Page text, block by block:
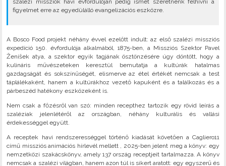
szalézi missziók havi évfordulóján pedig ismét szeretnénk felhívni a
figyelmet erre az egyedülálló evangelizációs eszközre.
A Bosco Food projekt néhány évvel ezelőtt indult: az első szalézi missziós
expedíció 150. évfordulója alkalmából, 1875-ben, a Missziós Szektor Pavel
Ženíšek atya, a szektor egyik tagjának ösztönzésére úgy döntött, hogy a
kulináris művészeteken keresztül bemutatja a kultúrák hatalmas
gazdagságát és sokszínűségét, elismerve az étel értékét nemcsak a test
táplálékaként, hanem a kultúrákhoz vezető kapuként és a találkozás és a
párbeszéd hatékony eszközeként is.
Nem csak a főzésről van szó: minden recepthez tartozik egy rövid leírás a
szaléziak jelenlétéről az országban, néhány kulturális és vallási
érdekességgel együtt.
A receptek havi rendszerességgel történő kiadását követően a Cagliero11
című missziós animációs hírlevél mellett , 2025-ben jelent meg a könyv: egy
nemzetközi szakácskönyv, amely 137 ország receptjeit tartalmazza. A könyv
nemcsak a szalézi világban, hanem azon túl is sikert aratott: egy egyszerű és